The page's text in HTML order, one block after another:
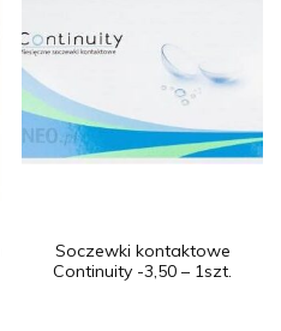
Soczewki kontaktowe
Continuity -3,50 – 1szt.